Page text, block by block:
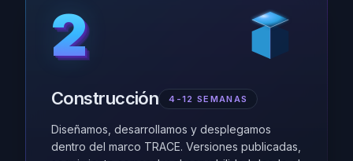
2
2
2
2
2
Construcción 4-12 SEMANAS
Diseñamos, desarrollamos y desplegamos
dentro del marco TRACE. Versiones publicadas,